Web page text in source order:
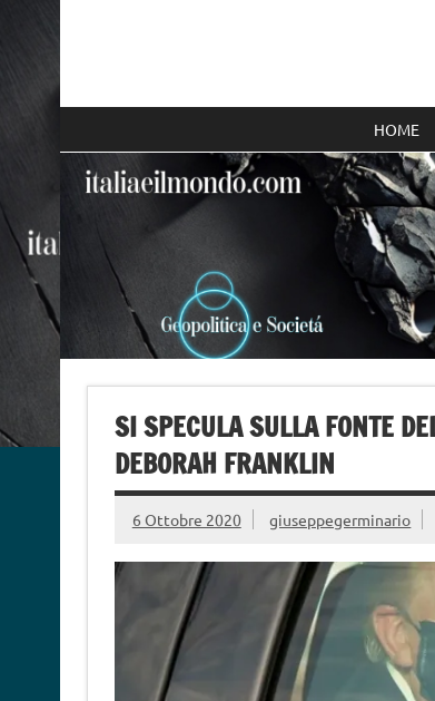
HOME
SI SPECULA SULLA FONTE
DEBORAH FRANKLIN
6 Ottobre 2020 giuseppegerminario